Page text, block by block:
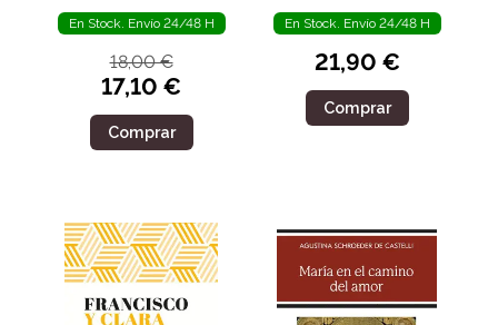
En Stock. Envío 24/48 H
18,00 €
17,10 €
Comprar
En Stock. Envío 24/48 H
21,90 €
Comprar